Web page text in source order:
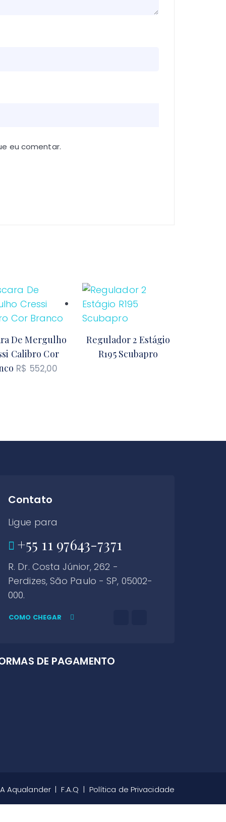
eu comentar.
De Mergulho
Calibro Cor
R$ 552,00
Regulador 2 Estágio
R195 Scubapro
Contato
Ligue para
+55 11 97643-7371
R. Dr. Costa Júnior, 262 -
Perdizes, São Paulo - SP, 05002-
000.
COMO CHEGAR
DE PAGAMENTO
A Aqualander F.A.Q Política de Privacidade